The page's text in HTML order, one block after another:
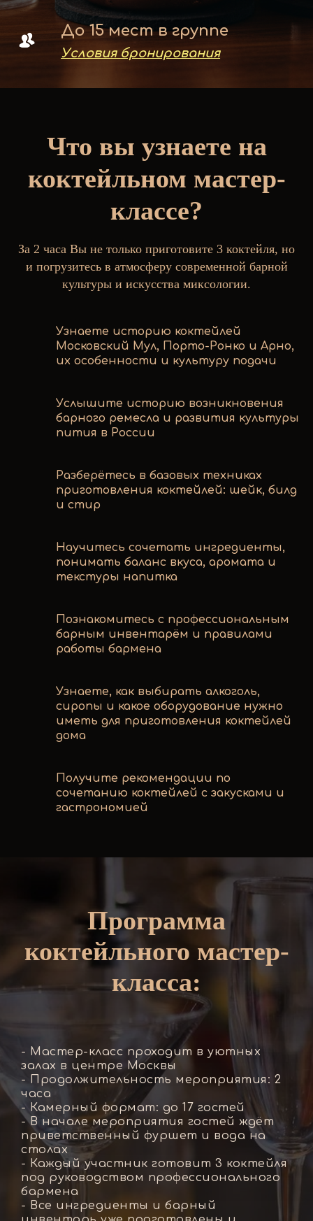
До 15 мест в группе
Условия бронирования
Что вы узнаете на
коктейльном мастер-
классе?
За 2 часа Вы не только приготовите 3 коктейля, но
и погрузитесь в атмосферу современной барной
культуры и искусства миксологии.
Узнаете историю коктейлей
Московский Мул, Порто-Ронко и Арно,
их особенности и культуру подачи
Услышите историю возникновения
барного ремесла и развития культуры
пития в России
Разберётесь в базовых техниках
приготовления коктейлей: шейк, билд
и стир
Научитесь сочетать ингредиенты,
понимать баланс вкуса, аромата и
текстуры напитка
Познакомитесь с профессиональным
барным инвентарём и правилами
работы бармена
Узнаете, как выбирать алкоголь,
сиропы и какое оборудование нужно
иметь для приготовления коктейлей
дома
Получите рекомендации по
сочетанию коктейлей с закусками и
гастрономией
Программа
коктейльного мастер-
класса:
- Мастер-класс проходит в уютных
залах в центре Москвы
- Продолжительность мероприятия: 2
часа
- Камерный формат: до 17 гостей
- В начале мероприятия гостей ждёт
приветственный фуршет и вода на
столах
- Каждый участник готовит 3 коктейля
под руководством профессионального
бармена
- Все ингредиенты и барный